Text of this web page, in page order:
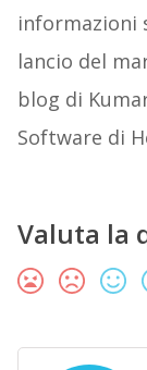
informazioni
lancio del
blog di
Software di
Valuta la